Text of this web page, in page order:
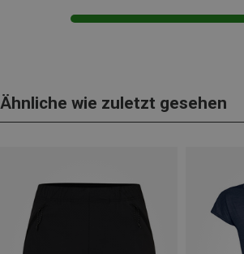
Ähnliche wie zuletzt gesehen